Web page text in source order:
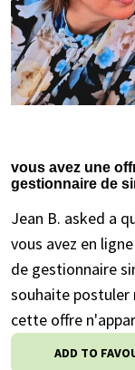
vous avez une
gestionnaire de
Jean B. asked a
vous avez en
de gestionnaire
souhaite postuler
cette offre
ADD TO